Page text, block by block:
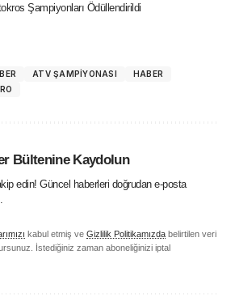
Şampiyonları Ödüllendirildi
ATV ŞAMPIYONASI
HABER
Bültenine Kaydolun
edin! Güncel haberleri doğrudan e-posta
kabul etmiş ve Gizlilik Politikamızda belirtilen veri
İstediğiniz zaman aboneliğinizi iptal